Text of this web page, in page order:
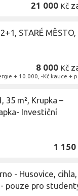
21 000 Kč
STARÉ MĚSTO,
8 000 Kč
+ 10.000, -Kč kauce +
35 m², Krupka –
Investiční
1 150
- Husovice,
pouze pro